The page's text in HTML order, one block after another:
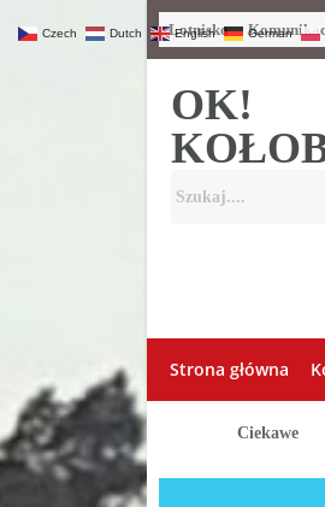
Lotnisko
OK!
Strona główna
Ciekawe
Czech Dutch English German